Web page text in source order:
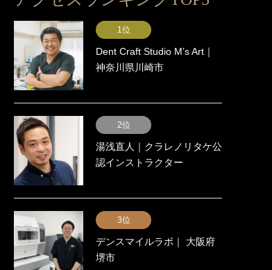
1位
Dent Craft Studio Mʼs Art｜
神奈川県川崎市
2位
湯浅直人｜クラレノリタケ公
認インストラクター
3位
デンスマイルラボ｜ 大阪府
堺市